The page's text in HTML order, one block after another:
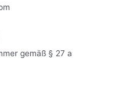
gemäß § 27 a